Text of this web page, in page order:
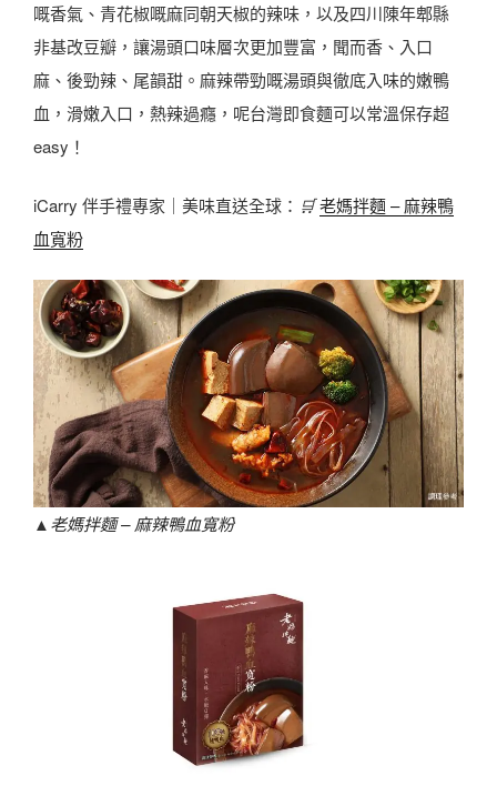
嘅香氣、青花椒嘅麻同朝天椒的辣味，以及四川陳年郫縣
非基改豆瓣，讓湯頭口味層次更加豐富，聞而香、入口
麻、後勁辣、尾韻甜。麻辣帶勁嘅湯頭與徹底入味的嫩鴨
血，滑嫩入口，熱辣過癮，呢台灣即食麵可以常溫保存超
easy！
iCarry 伴手禮專家｜美味直送全球： 🛒老媽拌麵 – 麻辣鴨
血寬粉
▲ 老媽拌麵 – 麻辣鴨血寬粉